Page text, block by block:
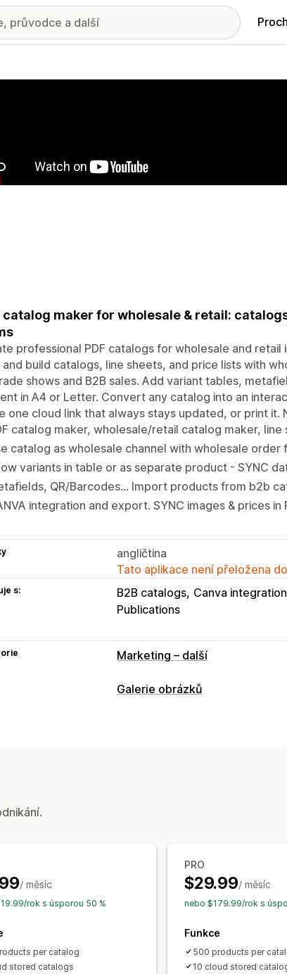
propagovaných obrázků
catalog maker for wholesale & retail:
professional PDF catalogs for wholesale and
and build catalogs, line sheets, and price lists with
shows and B2B sales. Add variant tables,
in A4 or Letter. Convert any catalog into an
one cloud link that always stays updated, or print it.
catalog maker, wholesale/retail catalog maker,
catalog as wholesale channel with wholesale order
variants in table or as separate product - SYNC
QR/Barcodes... Import products from b2b
integration and export. SYNC images & prices in
angličtina
Tato aplikace není přeložena
s: B2B catalogs Canva integration
Publications
Marketing – další
Galerie obrázků
/ měsíc
rok s úsporou 50 %
per catalog
stored catalogs
PRO
$29.99/ měsíc
nebo $179.99/rok s
Funkce
500 products per
10 cloud stored